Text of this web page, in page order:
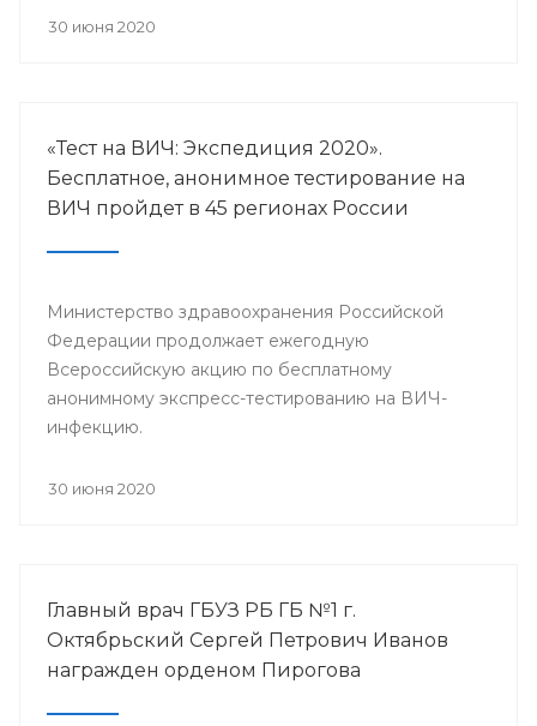
30 июня 2020
«Тест на ВИЧ: Экспедиция 2020».
Бесплатное, анонимное тестирование на
ВИЧ пройдет в 45 регионах России
Министерство здравоохранения Российской
Федерации продолжает ежегодную
Всероссийскую акцию по бесплатному
анонимному экспресс-тестированию на ВИЧ-
инфекцию.
30 июня 2020
Главный врач ГБУЗ РБ ГБ №1 г.
Октябрьский Сергей Петрович Иванов
награжден орденом Пирогова